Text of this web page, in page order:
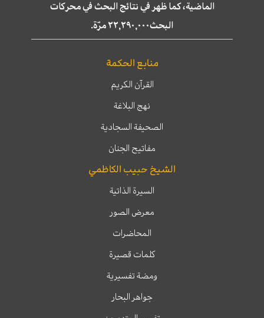
الماضية، كما ظهر في نتائج البحث في محركات
البحث٢٢,٢٩٠,٠٠٠ مرّة.
منابع الحكمة
القرآن الكريم
نهج البلاغة
الصحيفة السجادية
مفاتيح الجنان
الشيخ حبيب الكاظمي
السيرة الذاتية
معرض الصور
المحاضرات
كلمات قصيرة
ومضة تفسيرية
جواهر البحار